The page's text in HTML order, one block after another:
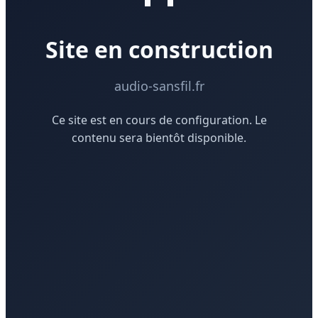
Site en construction
audio-sansfil.fr
Ce site est en cours de configuration. Le
contenu sera bientôt disponible.